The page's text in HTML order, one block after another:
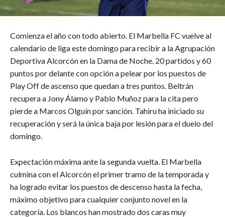
Comienza el año con todo abierto. El Marbella FC vuelve al
calendario de liga este domingo para recibir a la Agrupación
Deportiva Alcorcón en la Dama de Noche. 20 partidos y 60
puntos por delante con opción a pelear por los puestos de
Play Off de ascenso que quedan a tres puntos. Beltrán
recupera a Jony Álamo y Pablo Muñoz para la cita pero
pierde a Marcos Olguín por sanción. Tahiru ha iniciado su
recuperación y será la única baja por lesión para el duelo del
domingo.
Expectación máxima ante la segunda vuelta. El Marbella
culmina con el Alcorcón el primer tramo de la temporada y
ha logrado evitar los puestos de descenso hasta la fecha,
máximo objetivo para cualquier conjunto novel en la
categoría. Los blancos han mostrado dos caras muy